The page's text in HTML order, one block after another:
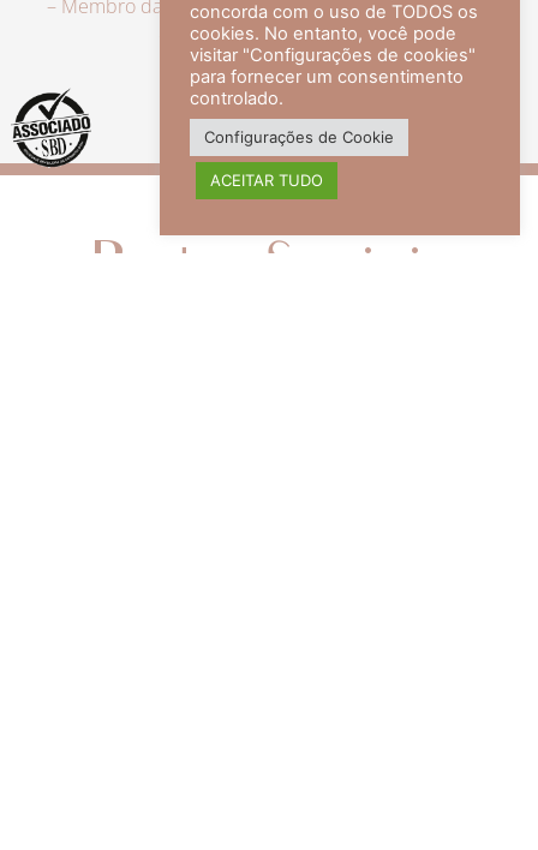
– Membro da Sociedade Brasileira de Dermatologia,
com título de especialista.
veja mais +
Redes Sociais
concorda com o uso de TODOS os
cookies. No entanto, você pode
visitar "Configurações de cookies"
para fornecer um consentimento
controlado.
Configurações de Cookie
ACEITAR TUDO